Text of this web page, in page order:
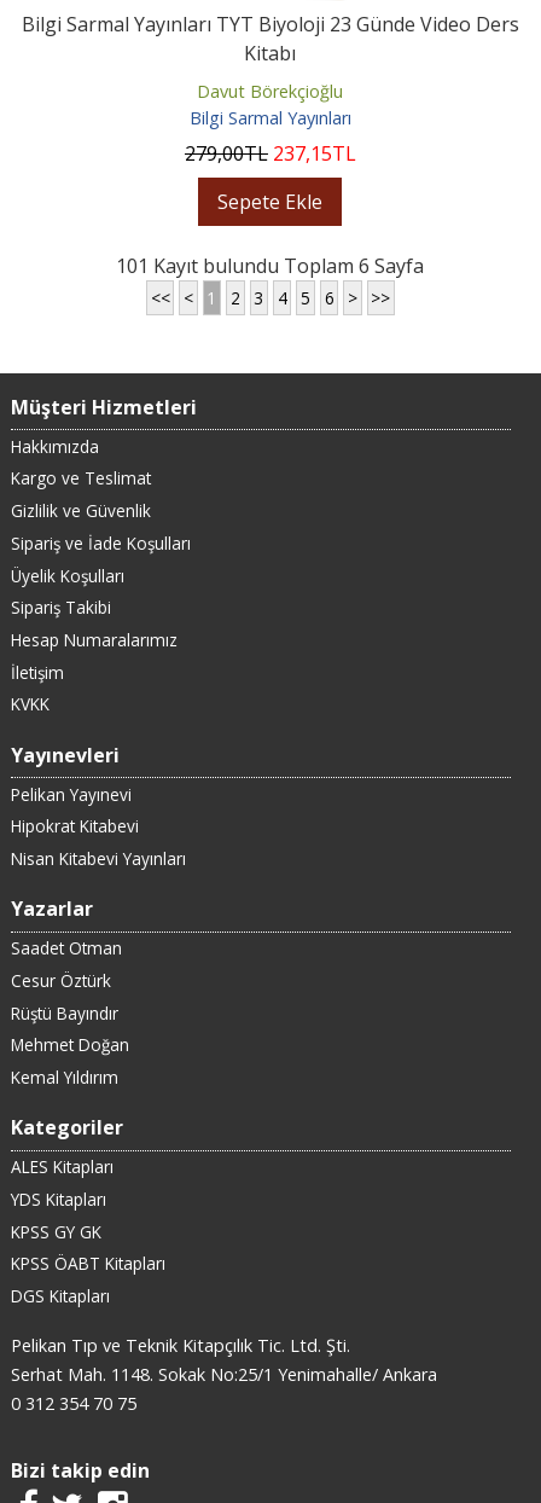
Bilgi Sarmal Yayınları TYT Biyoloji 23 Günde Video Ders
Kitabı
Davut Börekçioğlu
Bilgi Sarmal Yayınları
279,00TL 237,15TL
Sepete Ekle
101 Kayıt bulundu Toplam 6 Sayfa
<< < 1 2 3 4 5 6 > >>
Müşteri Hizmetleri
Hakkımızda
Kargo ve Teslimat
Gizlilik ve Güvenlik
Sipariş ve İade Koşulları
Üyelik Koşulları
Sipariş Takibi
Hesap Numaralarımız
İletişim
KVKK
Yayınevleri
Pelikan Yayınevi
Hipokrat Kitabevi
Nisan Kitabevi Yayınları
Yazarlar
Saadet Otman
Cesur Öztürk
Rüştü Bayındır
Mehmet Doğan
Kemal Yıldırım
Kategoriler
ALES Kitapları
YDS Kitapları
KPSS GY GK
KPSS ÖABT Kitapları
DGS Kitapları
Pelikan Tıp ve Teknik Kitapçılık Tic. Ltd. Şti.
Serhat Mah. 1148. Sokak No:25/1 Yenimahalle/ Ankara
0 312 354 70 75
Bizi takip edin